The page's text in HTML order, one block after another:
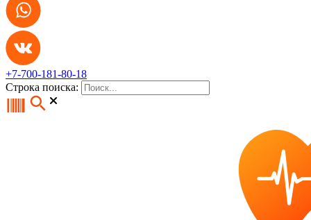
+7-700-181-80-18
Строка поиска: